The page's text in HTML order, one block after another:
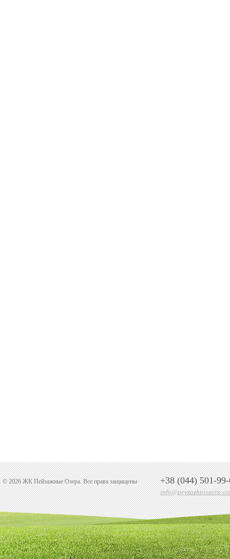
© 2026 ЖК Пейзажные Озера. Все права защищены +38 (044) 501-